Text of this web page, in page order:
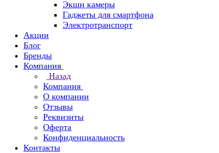
Экшн камеры
Гаджеты для смартфона
Электротранспорт
Акции
Блог
Бренды
Компания
Назад
Компания
О компании
Отзывы
Реквизиты
Оферта
Конфиденциальность
Контакты